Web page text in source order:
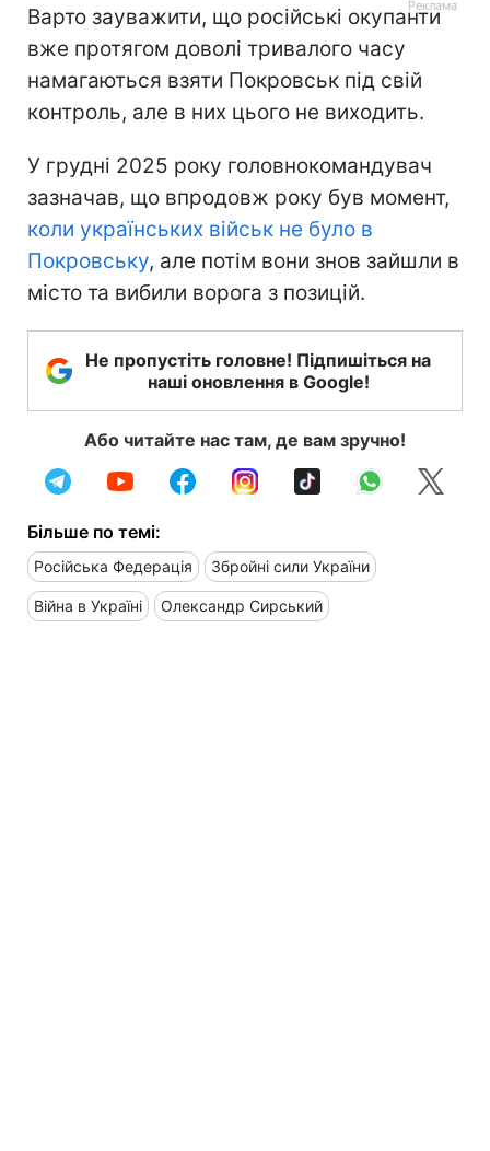
Варто зауважити, що російські окупанти
вже протягом доволі тривалого часу
намагаються взяти Покровськ під свій
контроль, але в них цього не виходить.
У грудні 2025 року головнокомандувач
зазначав, що впродовж року був момент,
коли українських військ не було в
Покровську, але потім вони знов зайшли в
місто та вибили ворога з позицій.
Не пропустіть головне! Підпишіться на
наші оновлення в Google!
Або читайте нас там, де вам зручно!
Більше по темі:
Російська Федерація Збройні сили України
Війна в Україні Олександр Сирський